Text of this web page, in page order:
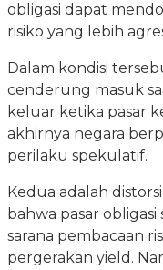
obligasi dapat
risiko yang lebih
Dalam kondisi
cenderung masuk
keluar ketika pasar
akhirnya negara
perilaku spekulatif.
Kedua adalah
bahwa pasar
sarana pembacaan
pergerakan yield.